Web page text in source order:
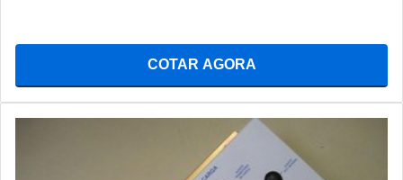
COTAR AGORA